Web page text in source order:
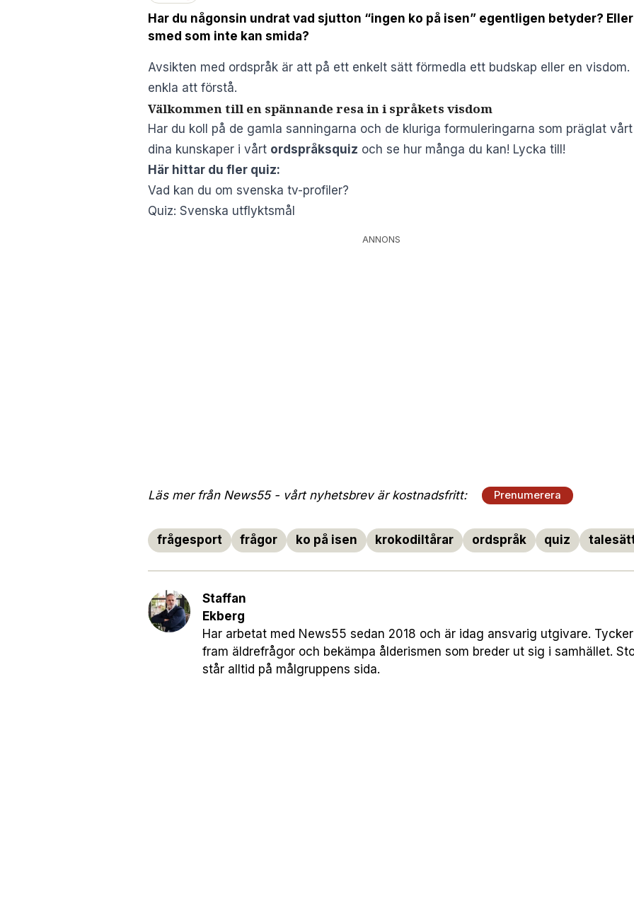
Har du någonsin undrat vad sjutton “ingen ko på isen” egentligen betyder?
smed som inte kan smida?
Avsikten med ordspråk är att på ett enkelt sätt förmedla ett budskap eller en
enkla att förstå.
Välkommen till en spännande resa in i språkets visdom
Har du koll på de gamla sanningarna och de kluriga formuleringarna som präglat
dina kunskaper i vårt ordspråksquiz och se hur många du kan! Lycka till!
Här hittar du fler quiz:
Vad kan du om svenska tv-profiler?
Quiz: Svenska utflyktsmål
ANNONS
Läs mer från News55 - vårt nyhetsbrev är kostnadsfritt: Prenumerera
frågesport frågor ko på isen krokodiltårar ordspråk quiz
Staffan
Ekberg
Har arbetat med News55 sedan 2018 och är idag ansvarig utgivare.
fram äldrefrågor och bekämpa ålderismen som breder ut sig i samhället.
står alltid på målgruppens sida.